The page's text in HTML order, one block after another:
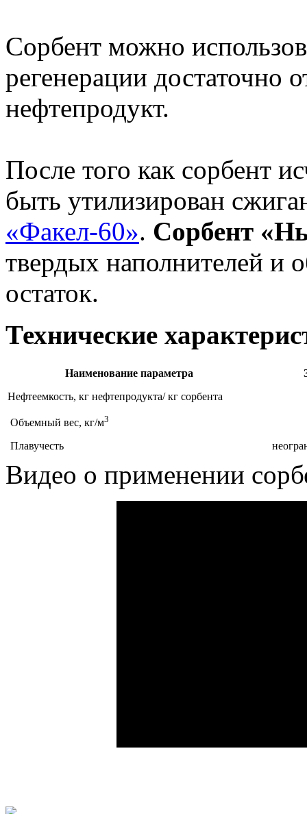
Сорбент можно
регенерации достаточно
нефтепродукт.
После того как сорбент
быть утилизирован
«Факел-60». Сорбент
твердых наполнителей и
остаток.
Технические
Наименование параметра
Нефтеемкость, кг нефтепродукта/ кг сорбента
Объемный вес, кг/м3
Плавучесть
Видео о применении